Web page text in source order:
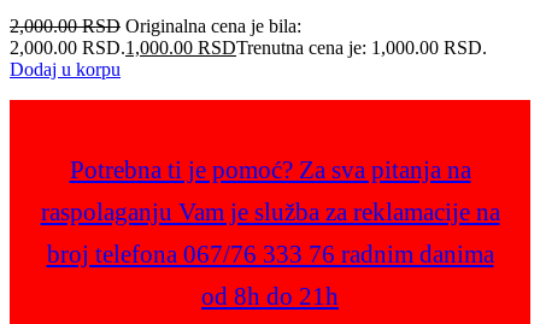
2,000.00RSD Originalna cena je bila:
2,000.00 RSD.1,000.00 RSDTrenutna cena je: 1,000.00 RSD.
Dodaj u korpu
Potrebna ti je pomoć? Za sva pitanja na
raspolaganju Vam je služba za reklamacije na
broj telefona 067/76 333 76 radnim danima
od 8h do 21h